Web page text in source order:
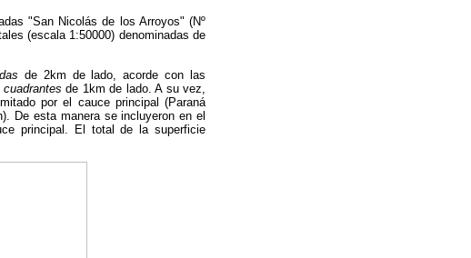
"San Nicolás de los Arroyos" (Nº
(escala 1:50000) denominadas de
de 2km de lado, acorde con las
cuadrantes de 1km de lado. A su vez,
por el cauce principal (Paraná
De esta manera se incluyeron en el
principal. El total de la superficie